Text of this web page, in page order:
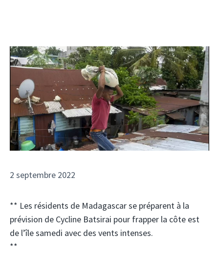
2 septembre 2022
** Les résidents de Madagascar se préparent à la
prévision de Cycline Batsirai pour frapper la côte est
de l’île samedi avec des vents intenses.
**